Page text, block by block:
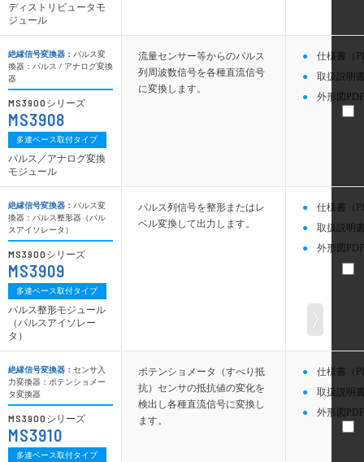
流量センサー等からのパルス
列周波数信号を各種直流信号
に変換します。
仕様書（
取扱説明
外形図
パルス列信号を整形またはレ
ベル変換して出力します。
仕様書（
取扱説明
外形図
ポテンショメータ（すべり抵
抗）センサの抵抗値の変化を
検出し各種直流信号に変換し
ます。
仕様書（
取扱説明
外形図
ディストリビュータモ
ジュール
絶縁信号変換器： パルス変
換器：パルス / アナログ変換
器
MS3900 シリーズ
MS3908
多連ベース取付タイプ
パルス／アナログ変換
モジュール
絶縁信号変換器： パルス変
換器：パルス整形器（パル
スアイソレータ）
MS3900 シリーズ
MS3909
多連ベース取付タイプ
パルス整形モジュール
（パルスアイソレー
タ）
絶縁信号変換器： センサ入
力変換器：ポテンショメー
タ変換器
MS3900 シリーズ
MS3910
多連ベース取付タイプ